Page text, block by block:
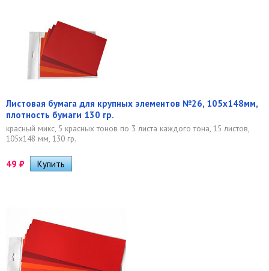
Листовая бумага для крупных элементов №26, 105х148мм,
плотность бумаги 130 гр.
красный микс, 5 красных тонов по 3 листа каждого тона, 15 листов,
105х148 мм, 130 гр.
49 ₽